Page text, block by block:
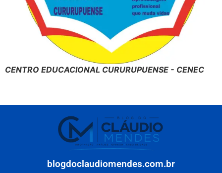
CENTRO EDUCACIONAL CURURUPUENSE - CENEC
blogdoclaudiomendes.com.br